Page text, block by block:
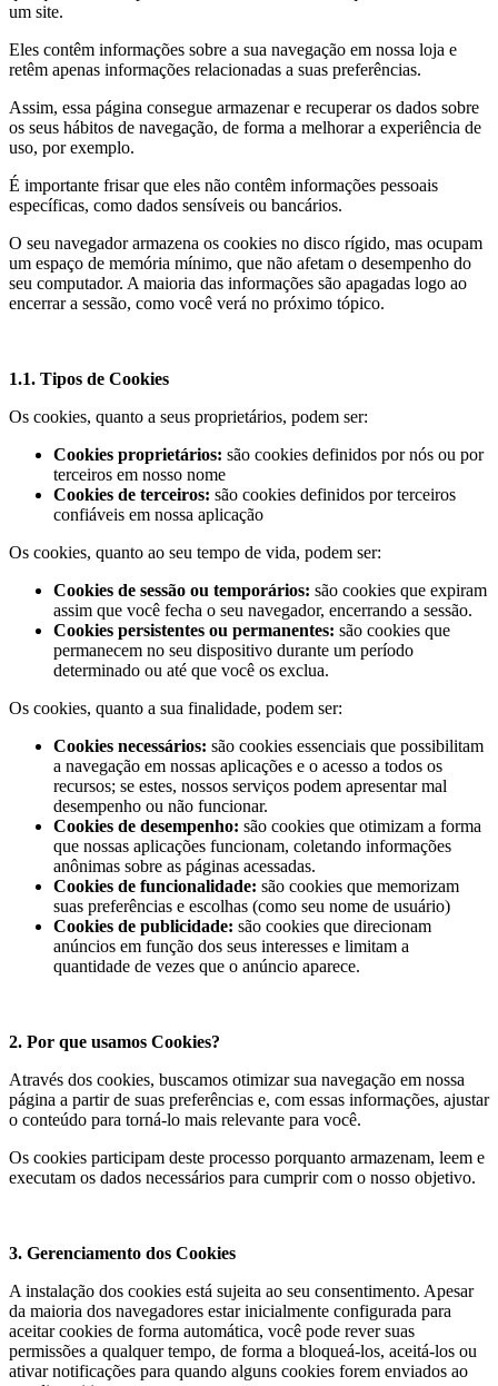
um site.
Eles contêm informações sobre a sua navegação em nossa loja e
retêm apenas informações relacionadas a suas preferências.
Assim, essa página consegue armazenar e recuperar os dados sobre
os seus hábitos de navegação, de forma a melhorar a experiência de
uso, por exemplo.
É importante frisar que eles não contêm informações pessoais
específicas, como dados sensíveis ou bancários.
O seu navegador armazena os cookies no disco rígido, mas ocupam
um espaço de memória mínimo, que não afetam o desempenho do
seu computador. A maioria das informações são apagadas logo ao
encerrar a sessão, como você verá no próximo tópico.
1.1. Tipos de Cookies
Os cookies, quanto a seus proprietários, podem ser:
Cookies proprietários: são cookies definidos por nós ou por
terceiros em nosso nome
Cookies de terceiros: são cookies definidos por terceiros
confiáveis em nossa aplicação
Os cookies, quanto ao seu tempo de vida, podem ser:
Cookies de sessão ou temporários: são cookies que expiram
assim que você fecha o seu navegador, encerrando a sessão.
Cookies persistentes ou permanentes: são cookies que
permanecem no seu dispositivo durante um período
determinado ou até que você os exclua.
Os cookies, quanto a sua finalidade, podem ser:
Cookies necessários: são cookies essenciais que possibilitam
a navegação em nossas aplicações e o acesso a todos os
recursos; se estes, nossos serviços podem apresentar mal
desempenho ou não funcionar.
Cookies de desempenho: são cookies que otimizam a forma
que nossas aplicações funcionam, coletando informações
anônimas sobre as páginas acessadas.
Cookies de funcionalidade: são cookies que memorizam
suas preferências e escolhas (como seu nome de usuário)
Cookies de publicidade: são cookies que direcionam
anúncios em função dos seus interesses e limitam a
quantidade de vezes que o anúncio aparece.
2. Por que usamos Cookies?
Através dos cookies, buscamos otimizar sua navegação em nossa
página a partir de suas preferências e, com essas informações, ajustar
o conteúdo para torná-lo mais relevante para você.
Os cookies participam deste processo porquanto armazenam, leem e
executam os dados necessários para cumprir com o nosso objetivo.
3. Gerenciamento dos Cookies
A instalação dos cookies está sujeita ao seu consentimento. Apesar
da maioria dos navegadores estar inicialmente configurada para
aceitar cookies de forma automática, você pode rever suas
permissões a qualquer tempo, de forma a bloqueá-los, aceitá-los ou
ativar notificações para quando alguns cookies forem enviados ao